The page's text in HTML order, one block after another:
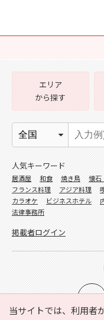
当サイトでは、利用者
エリア
から探す
人気キーワード
居酒屋 和食 焼き鳥 懐石
フランス料理
アジア料理
カラオケ
ビジネスホテル
法律事務所
掲載者ログイン